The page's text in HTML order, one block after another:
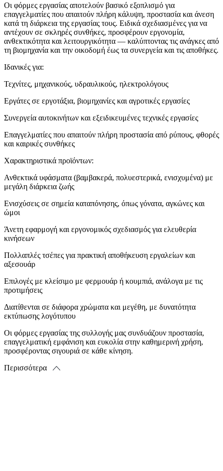
Οι φόρμες εργασίας αποτελούν βασικό εξοπλισμό για
επαγγελματίες που απαιτούν πλήρη κάλυψη, προστασία και άνεση
κατά τη διάρκεια της εργασίας τους. Ειδικά σχεδιασμένες για να
αντέχουν σε σκληρές συνθήκες, προσφέρουν εργονομία,
ανθεκτικότητα και λειτουργικότητα — καλύπτοντας τις ανάγκες από
τη βιομηχανία και την οικοδομή έως τα συνεργεία και τις αποθήκες.
Ιδανικές για:
Τεχνίτες, μηχανικούς, υδραυλικούς, ηλεκτρολόγους
Εργάτες σε εργοτάξια, βιομηχανίες και αγροτικές εργασίες
Συνεργεία αυτοκινήτων και εξειδικευμένες τεχνικές εργασίες
Επαγγελματίες που απαιτούν πλήρη προστασία από ρύπους, φθορές
και καιρικές συνθήκες
Χαρακτηριστικά προϊόντων:
Ανθεκτικά υφάσματα (βαμβακερά, πολυεστερικά, ενισχυμένα) με
μεγάλη διάρκεια ζωής
Ενισχύσεις σε σημεία καταπόνησης, όπως γόνατα, αγκώνες και
ώμοι
Άνετη εφαρμογή και εργονομικός σχεδιασμός για ελευθερία
κινήσεων
Πολλαπλές τσέπες για πρακτική αποθήκευση εργαλείων και
αξεσουάρ
Επιλογές με κλείσιμο με φερμουάρ ή κουμπιά, ανάλογα με τις
προτιμήσεις
Διατίθενται σε διάφορα χρώματα και μεγέθη, με δυνατότητα
εκτύπωσης λογότυπου
Οι φόρμες εργασίας της συλλογής μας συνδυάζουν προστασία,
επαγγελματική εμφάνιση και ευκολία στην καθημερινή χρήση,
προσφέροντας σιγουριά σε κάθε κίνηση.
Περισσότερα